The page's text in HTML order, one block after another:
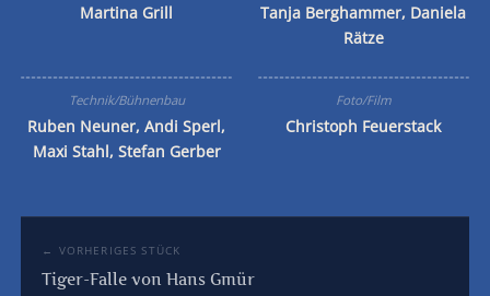
Martina Grill
Tanja Berghammer, Daniela
Rätze
Technik/Bühnenbau
Ruben Neuner, Andi Sperl,
Maxi Stahl, Stefan Gerber
Foto/Film
Christoph Feuerstack
← VORHERIGES STÜCK
Tiger-Falle von Hans Gmür